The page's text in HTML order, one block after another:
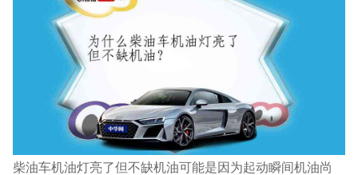
柴油车机油灯亮了但不缺机油可能是因为起动瞬间机油尚